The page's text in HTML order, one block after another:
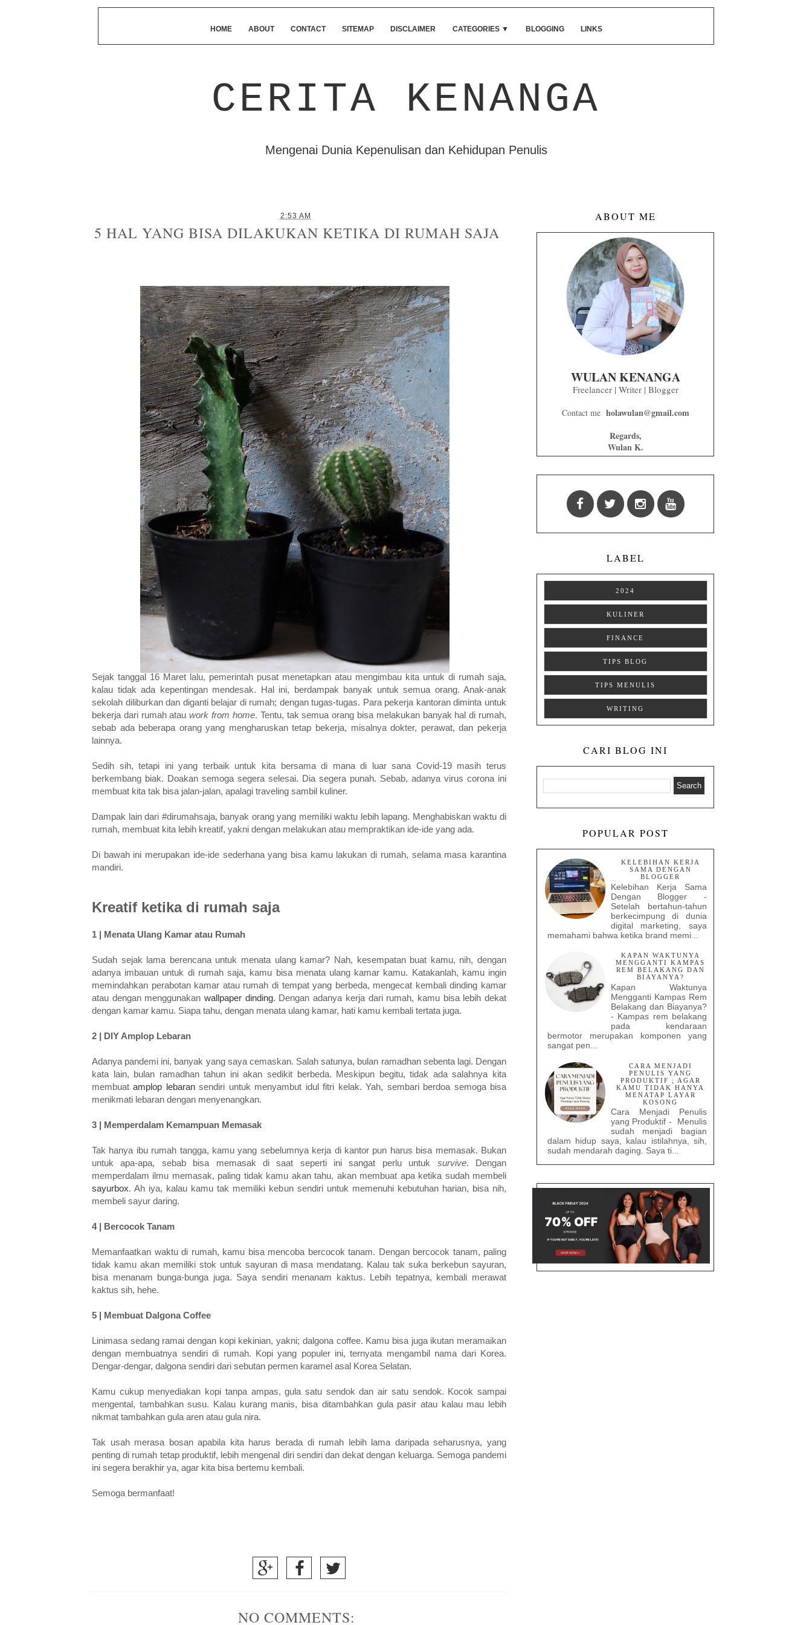
HOME ABOUT CONTACT SITEMAP DISCLAIMER CATEGORIES ▼ BLOGGING LINKS
CERITA KENANGA
Mengenai Dunia Kepenulisan dan Kehidupan Penulis
2:53 AM
5 HAL YANG BISA DILAKUKAN KETIKA DI RUMAH SAJA
Sejak tanggal 16 Maret lalu, pemerintah pusat menetapkan atau mengimbau kita untuk di rumah saja,
kalau tidak ada kepentingan mendesak. Hal ini, berdampak banyak untuk semua orang. Anak-anak
sekolah diliburkan dan diganti belajar di rumah; dengan tugas-tugas. Para pekerja kantoran diminta untuk
bekerja dari rumah atauwork from home. Tentu, tak semua orang bisa melakukan banyak hal di rumah,
sebab ada beberapa orang yang mengharuskan tetap bekerja, misalnya dokter, perawat, dan pekerja
lainnya.
Sedih sih, tetapi ini yang terbaik untuk kita bersama di mana di luar sana Covid-19 masih terus
berkembang biak. Doakan semoga segera selesai. Dia segera punah. Sebab, adanya virus corona ini
membuat kita tak bisa jalan-jalan, apalagi traveling sambil kuliner.
Dampak lain dari #dirumahsaja, banyak orang yang memiliki waktu lebih lapang. Menghabiskan waktu di
rumah, membuat kita lebih kreatif, yakni dengan melakukan atau mempraktikan ide-ide yang ada.
Di bawah ini merupakan ide-ide sederhana yang bisa kamu lakukan di rumah, selama masa karantina
mandiri.
Kreatif ketika di rumah saja
1 | Menata Ulang Kamar atau Rumah
Sudah sejak lama berencana untuk menata ulang kamar? Nah, kesempatan buat kamu, nih, dengan
adanya imbauan untuk di rumah saja, kamu bisa menata ulang kamar kamu. Katakanlah, kamu ingin
memindahkan perabotan kamar atau rumah di tempat yang berbeda, mengecat kembali dinding kamar
atau dengan menggunakanwallpaper dinding. Dengan adanya kerja dari rumah, kamu bisa lebih dekat
dengan kamar kamu. Siapa tahu, dengan menata ulang kamar, hati kamu kembali tertata juga.
2 | DIY Amplop Lebaran
Adanya pandemi ini, banyak yang saya cemaskan. Salah satunya, bulan ramadhan sebenta lagi. Dengan
kata lain, bulan ramadhan tahun ini akan sedikit berbeda. Meskipun begitu, tidak ada salahnya kita
membuatamplop lebaransendiri untuk menyambut idul fitri kelak. Yah, sembari berdoa semoga bisa
menikmati lebaran dengan menyenangkan.
3 | Memperdalam Kemampuan Memasak
Tak hanya ibu rumah tangga, kamu yang sebelumnya kerja di kantor pun harus bisa memasak. Bukan
untuk apa-apa, sebab bisa memasak di saat seperti ini sangat perlu untuk survive. Dengan
memperdalam ilmu memasak, paling tidak kamu akan tahu, akan membuat apa ketika sudah membeli
sayurbox. Ah iya, kalau kamu tak memiliki kebun sendiri untuk memenuhi kebutuhan harian, bisa nih,
membeli sayur daring.
4 | Bercocok Tanam
Memanfaatkan waktu di rumah, kamu bisa mencoba bercocok tanam. Dengan bercocok tanam, paling
tidak kamu akan memiliki stok untuk sayuran di masa mendatang. Kalau tak suka berkebun sayuran,
bisa menanam bunga-bunga juga. Saya sendiri menanam kaktus. Lebih tepatnya, kembali merawat
kaktus sih, hehe.
5 | Membuat Dalgona Coffee
Linimasa sedang ramai dengan kopi kekinian, yakni; dalgona coffee. Kamu bisa juga ikutan meramaikan
dengan membuatnya sendiri di rumah. Kopi yang populer ini, ternyata mengambil nama dari Korea.
Dengar-dengar, dalgona sendiri dari sebutan permen karamel asal Korea Selatan.
Kamu cukup menyediakan kopi tanpa ampas, gula satu sendok dan air satu sendok. Kocok sampai
mengental, tambahkan susu. Kalau kurang manis, bisa ditambahkan gula pasir atau kalau mau lebih
nikmat tambahkan gula aren atau gula nira.
Tak usah merasa bosan apabila kita harus berada di rumah lebih lama daripada seharusnya, yang
penting di rumah tetap produktif, lebih mengenal diri sendiri dan dekat dengan keluarga. Semoga pandemi
ini segera berakhir ya, agar kita bisa bertemu kembali.
Semoga bermanfaat!
NO COMMENTS:
ABOUT ME
WULAN KENANGA
Freelancer | Writer | Blogger
Contact me holawulan@gmail.com
Regards,
Wulan K.
LABEL
2024
KULINER
FINANCE
TIPS BLOG
TIPS MENULIS
WRITING
CARI BLOG INI
POPULAR POST
KELEBIHAN KERJA
SAMA DENGAN
BLOGGER
Kelebihan Kerja Sama
Dengan Blogger -
Setelah bertahun-tahun
berkecimpung di dunia
digital marketing, saya
memahami bahwa ketika brand memi...
KAPAN WAKTUNYA
MENGGANTI KAMPAS
REM BELAKANG DAN
BIAYANYA?
Kapan Waktunya
Mengganti Kampas Rem
Belakang dan Biayanya?
- Kampas rem belakang
pada kendaraan
bermotor merupakan komponen yang
sangat pen...
CARA MENJADI
PENULIS YANG
PRODUKTIF ; AGAR
KAMU TIDAK HANYA
MENATAP LAYAR
KOSONG
Cara Menjadi Penulis
yang Produktif - Menulis
sudah menjadi bagian
dalam hidup saya, kalau istilahnya, sih,
sudah mendarah daging. Saya ti...